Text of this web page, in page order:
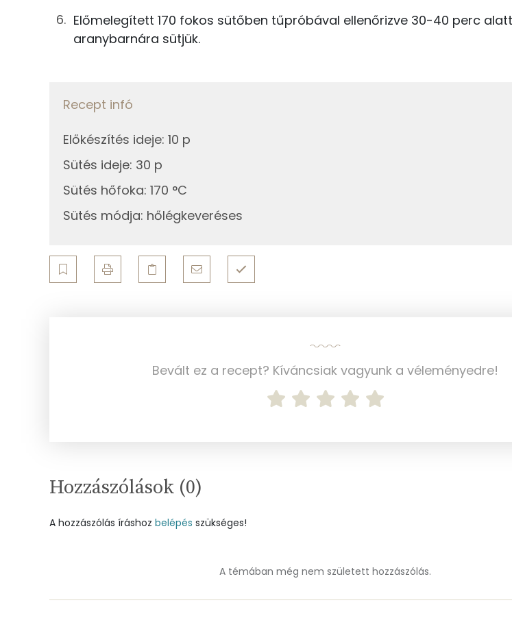
1gsütőpor
Zsír
Összesen
Telített zsírsav
Egyszeresen telítetlen zsírsav:
Többszörösen telítetlen zsírsav
Vas
Magnézium
Előmelegített 170 fokos sütőben tűpróbával ellenőrizve 30-40 perc alatt
aranybarnára sütjük.
Recept infó
Előkészítés ideje: 10 p
Sütés ideje: 30 p
Sütés hőfoka: 170 °C
Sütés módja: hőlégkeveréses
Bevált ez a recept? Kíváncsiak vagyunk a véleményedre!
Hozzászólások (0)
A hozzászólás íráshoz belépés szükséges!
A témában még nem született hozzászólás.